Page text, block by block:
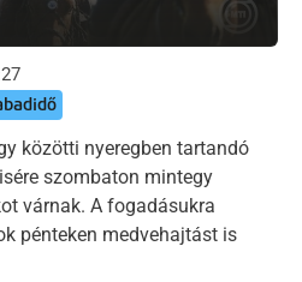
közötti nyeregben tartandó
szombaton mintegy
várnak. A fogadásukra
pénteken medvehajtást is